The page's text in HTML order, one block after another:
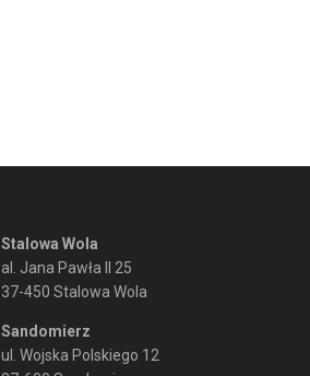
Stalowa Wola
al. Jana Pawła II 25
37-450 Stalowa Wola
Sandomierz
ul. Wojska Polskiego 12